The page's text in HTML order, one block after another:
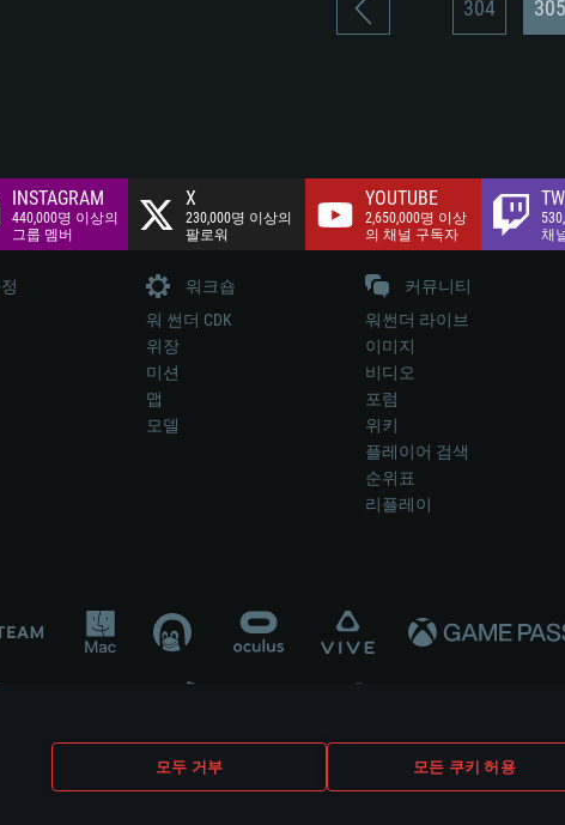
모두 거부 모든 쿠키 허용
304 305
INSTAGRAM
440,000명 이상의
그룹 멤버
X
230,000명 이상의
팔로워
YOUTUBE
2,650,000명 이상
의 채널 구독자
채
워크숍
워 썬더 CDK
위장
미션
맵
모델
커뮤니티
워썬더 라이브
이미지
비디오
포럼
위키
플레이어 검색
순위표
리플레이
업체가 게임 개발 후원 또는 홍보에 참여하지 않습니다..
of their respective owners.